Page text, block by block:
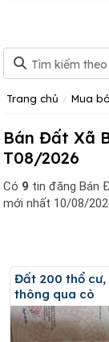
Trang chủ Mua
Bán Đất Xã
T08/2026
Có 9 tin đăng Bán
mới nhất 10/08/
đất 200 thổ cư, 644 đất vườn. đất chính chủ không
thông qua cò